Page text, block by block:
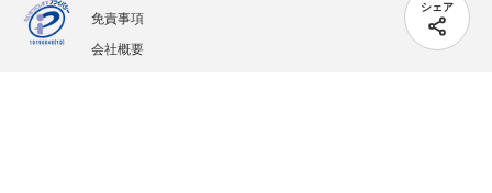
シェア
免責事項
会社概要